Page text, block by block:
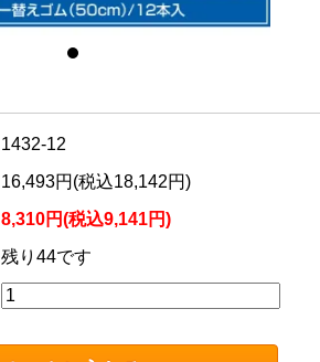
1432-12
16,493円(税込18,142円)
8,310円(税込9,141円)
残り44です